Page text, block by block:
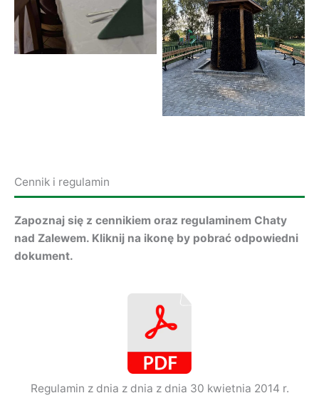
Cennik i regulamin
Zapoznaj się z cennikiem oraz regulaminem Chaty
nad Zalewem. Kliknij na ikonę by pobrać odpowiedni
dokument.
Regulamin z dnia z dnia z dnia 30 kwietnia 2014 r.